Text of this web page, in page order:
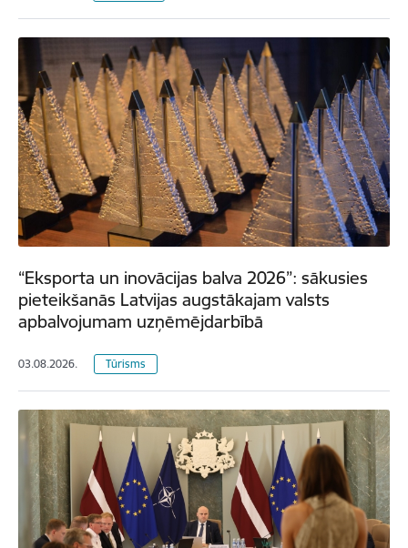
“Eksporta un inovācijas balva 2026”: sākusies
pieteikšanās Latvijas augstākajam valsts
apbalvojumam uzņēmējdarbībā
03.08.2026. Tūrisms